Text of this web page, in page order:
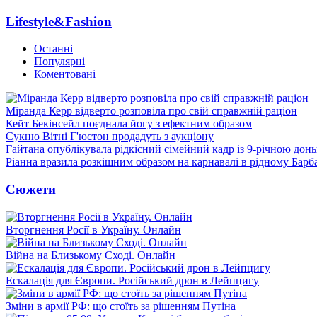
Lifestyle&Fashion
Останні
Популярні
Коментовані
Міранда Керр відверто розповіла про свій справжній раціон
Кейт Бекінсейл поєднала йогу з ефектним образом
Сукню Вітні Г'юстон продадуть з аукціону
Гайтана опублікувала рідкісний сімейний кадр із 9-річною
Ріанна вразила розкішним образом на карнавалі в рідному
Сюжети
Вторгнення Росії в Україну. Онлайн
Війна на Близькому Сході. Онлайн
Ескалація для Європи. Російський дрон в Лейпцигу
Зміни в армії РФ: що стоїть за рішенням Путіна